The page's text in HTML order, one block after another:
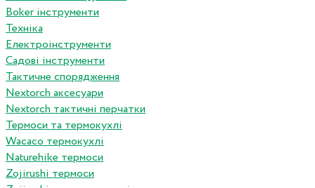
Boker інструменти
Техніка
Електроінструменти
Садові інструменти
Тактичне спорядження
Nextorch аксесуари
Nextorch тактичні перчатки
Термоси та термокухлі
Wacaco термокухлі
Naturehike термоси
Zojirushi термоси